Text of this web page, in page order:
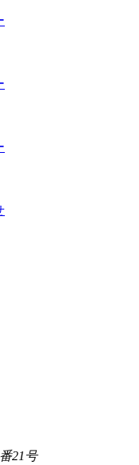
21号